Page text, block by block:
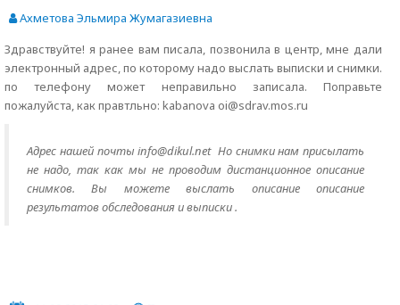
Ахметова Эльмира Жумагазиевна
Здравствуйте! я ранее вам писала, позвонила в центр, мне дали
электронный адрес, по которому надо выслать выписки и снимки.
по телефону может неправильно записала. Поправьте
пожалуйста, как правтльно: kabanova oi@sdrav.mos.ru
Адрес нашей почты info@dikul.net Но снимки нам присылать
не надо, так как мы не проводим дистанционное описание
снимков. Вы можете выслать описание описание
результатов обследования и выписки .